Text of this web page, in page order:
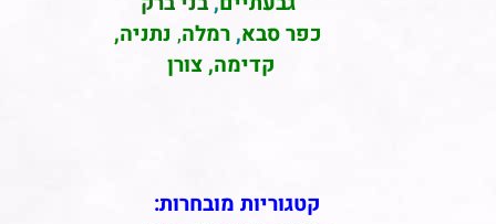
כפר סבא,רמלה, נתניה,
קדימה, צורן
קטגוריות מובחרות: